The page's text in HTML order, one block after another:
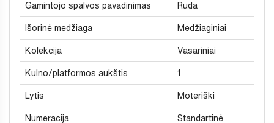
Gamintojo spalvos pavadinimas Ruda
Išorinė medžiaga Medžiaginiai
Kolekcija Vasariniai
Kulno/platformos aukštis 1
Lytis Moteriški
Numeracija Standartinė